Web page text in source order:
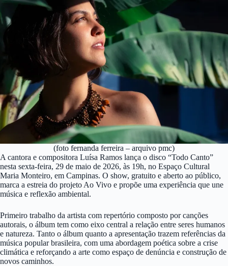
(foto fernanda ferreira – arquivo pmc)
A cantora e compositora Luísa Ramos lança o disco “Todo Canto”
nesta sexta-feira, 29 de maio de 2026, às 19h, no Espaço Cultural
Maria Monteiro, em Campinas. O show, gratuito e aberto ao público,
marca a estreia do projeto Ao Vivo e propõe uma experiência que une
música e reflexão ambiental.
Primeiro trabalho da artista com repertório composto por canções
autorais, o álbum tem como eixo central a relação entre seres humanos
e natureza. Tanto o álbum quanto a apresentação trazem referências da
música popular brasileira, com uma abordagem poética sobre a crise
climática e reforçando a arte como espaço de denúncia e construção de
novos caminhos.